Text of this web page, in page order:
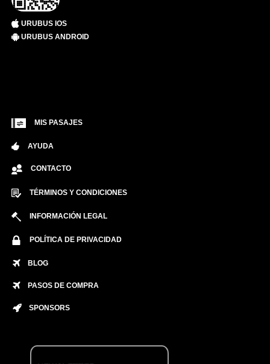
URUBUS IOS
URUBUS ANDROID
MIS PASAJES
AYUDA
CONTACTO
TÉRMINOS Y CONDICIONES
INFORMACIÓN LEGAL
POLÍTICA DE PRIVACIDAD
BLOG
PASOS DE COMPRA
SPONSORS